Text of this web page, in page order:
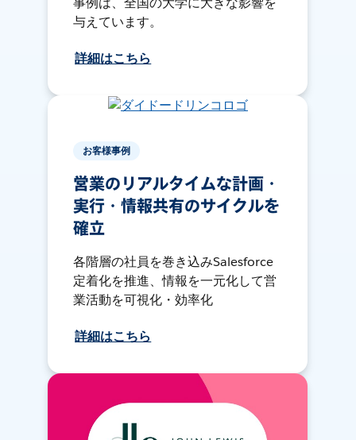
与えています。
詳細はこちら
お客様事例
営業のリアルタイムな計画・
実行・情報共有のサイクルを
確立
各階層の社員を巻き込みSalesforce
定着化を推進、情報を一元化して営
業活動を可視化・効率化
詳細はこちら